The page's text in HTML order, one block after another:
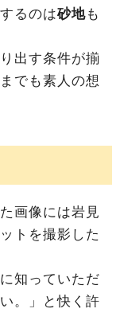
るのは砂地も
出す条件が揃
でも素人の想
画像には岩見
トを撮影した
知っていただ
。」と快く許